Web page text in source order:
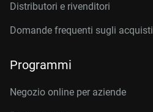
Distributori e rivenditori
Domande frequenti sugli acquisti
Programmi
Negozio online per aziende